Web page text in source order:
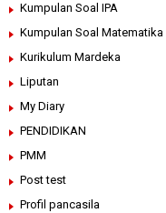
Kumpulan Soal IPA
Kumpulan Soal Matematika
Kurikulum Mardeka
Liputan
My Diary
PENDIDIKAN
PMM
Post test
Profil pancasila